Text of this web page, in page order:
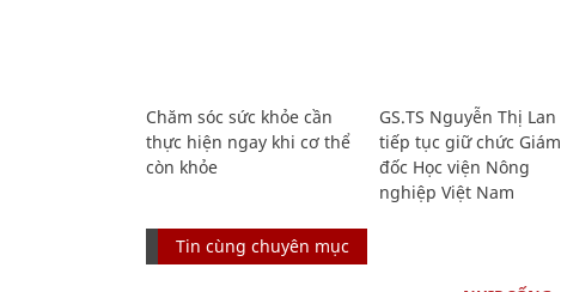
Chăm sóc sức khỏe cần
thực hiện ngay khi cơ thể
còn khỏe
GS.TS Nguyễn Thị Lan
tiếp tục giữ chức Giám
đốc Học viện Nông
nghiệp Việt Nam
Tin cùng chuyên mục